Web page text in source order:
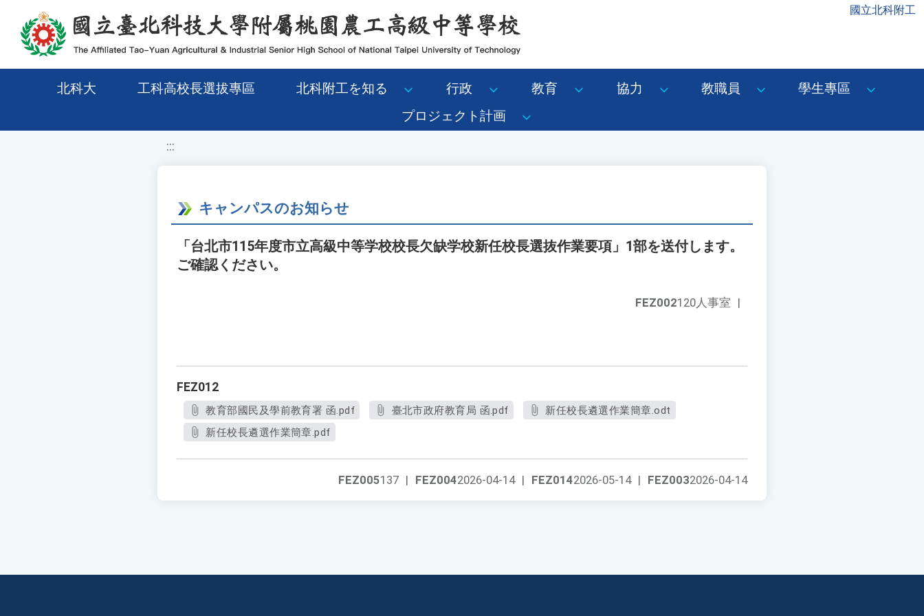
移至網頁之主要內容區位置 國立北科附工
北科大 工科高校長選拔專區 北科附工を知る 行政 教育 協力 教職員
學生專區
プロジェクト計画
:::
キャンパスのお知らせ
「台北市115年度市立高級中等学校校長欠缺学校新任校長選抜作業要項」1部を送付します。
ご確認ください。
FEZ002120人事室 |
FEZ012
教育部國民及學前教育署 函.pdf 臺北市政府教育局 函.pdf
新任校長遴選作業簡章.odt
新任校長遴選作業簡章.pdf
FEZ0032026-04-14
FEZ0142026-05-14 |
FEZ0042026-04-14 |
FEZ005137 |